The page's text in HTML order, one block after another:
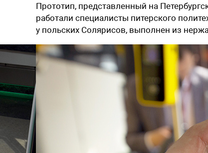
Прототип, представленный на
работали специалисты питерского
у польских Солярисов, выполнен из